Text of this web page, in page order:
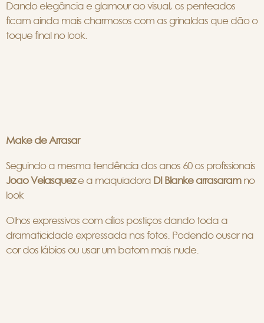
Dando elegância e glamour ao visual, os penteados
ficam ainda mais charmosos com as grinaldas que dão o
toque final no look.
Make de Arrasar
Seguindo a mesma tendência dos anos 60 os profissionais
Joao Velasqueze a maquiadora DI Blanke arrasaram no
look
Olhos expressivos com cílios postiços dando toda a
dramaticidade expressada nas fotos. Podendo ousar na
cor dos lábios ou usar um batom mais nude.